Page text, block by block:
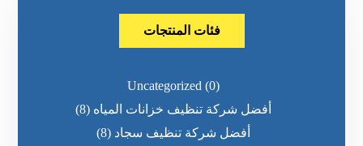
فئات المنتجات
Uncategorized (0)
أفضل شركة تنظيف خزانات المياه (8)
أفضل شركة تنظيف سجاد (8)